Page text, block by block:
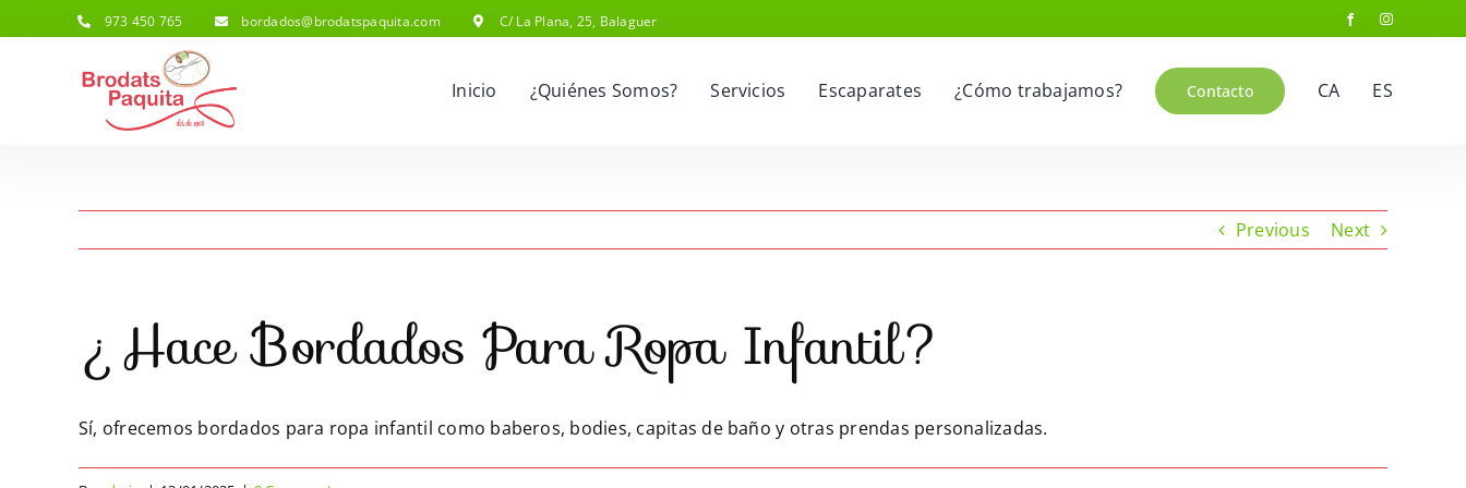
973 450 765 bordados@brodatspaquita.com C/ La Plana, 25, Balaguer
Inicio ¿Quiénes Somos? Servicios Escaparates ¿Cómo trabajamos? Contacto CA ES
Previous Next
¿Hace Bordados Para Ropa Infantil?
Sí, ofrecemos bordados para ropa infantil como baberos, bodies, capitas de baño y otras prendas personalizadas.